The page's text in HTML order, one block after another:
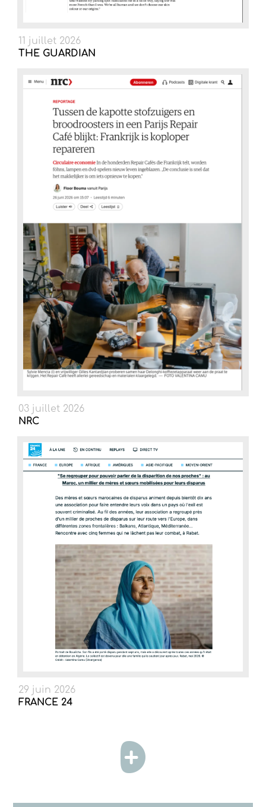
11 juillet 2026
THE GUARDIAN
03 juillet 2026
NRC
29 juin 2026
FRANCE 24